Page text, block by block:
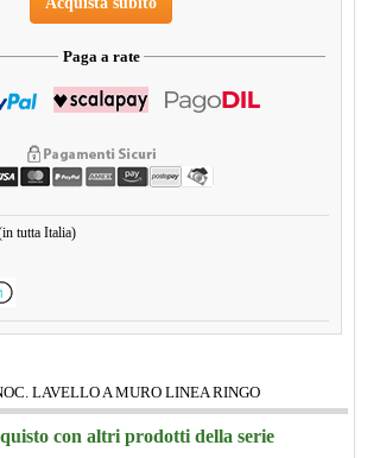
Paga a rate
tutta Italia)
LAVELLO A MURO LINEA RINGO
con altri prodotti della serie